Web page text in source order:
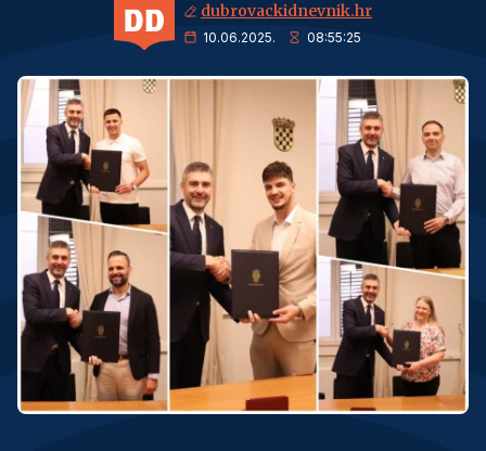
dubrovackidnevnik.hr
10.06.2025. 08:55:25